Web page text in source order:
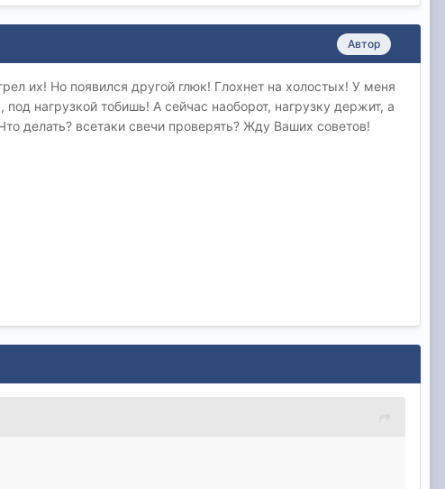
Автор
их! Но появился другой глюк! Глохнет на холостых! У меня
нагрузкой тобишь! А сейчас наоборот, нагрузку держит, а
делать? всетаки свечи проверять? Жду Ваших советов!